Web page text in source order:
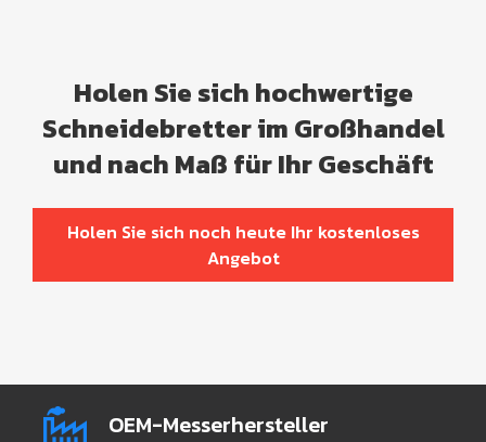
Holen Sie sich hochwertige
Schneidebretter im Großhandel
und nach Maß für Ihr Geschäft
Holen Sie sich noch heute Ihr kostenloses
Angebot
OEM-Messerhersteller